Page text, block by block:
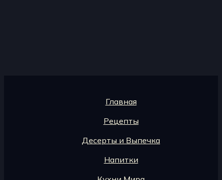
Главная
Рецепты
Десерты и Выпечка
Напитки